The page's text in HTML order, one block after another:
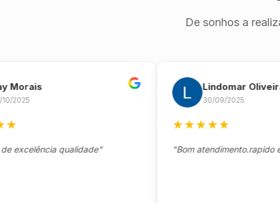
De sonhos a
qualidade"
Lindomar Oliveira
30/09/2025
★★★
"Bom atendimento.rapido e